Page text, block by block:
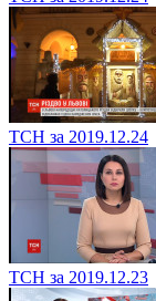
ТСН за 2019.12.24
ТСН за 2019.12.23